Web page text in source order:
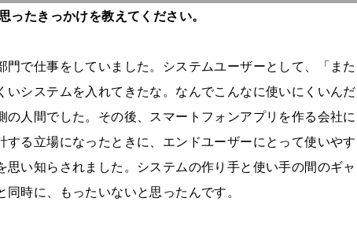
ったきっかけを教えてください。
で仕事をしていました。システムユーザーとして、「また
システムを入れてきたな。なんでこんなに使いにくいんだ
の人間でした。その後、スマートフォンアプリを作る会社に
る立場になったときに、エンドユーザーにとって使いやす
い知らされました。システムの作り手と使い手の間のギャ
時に、もったいないと思ったんです。